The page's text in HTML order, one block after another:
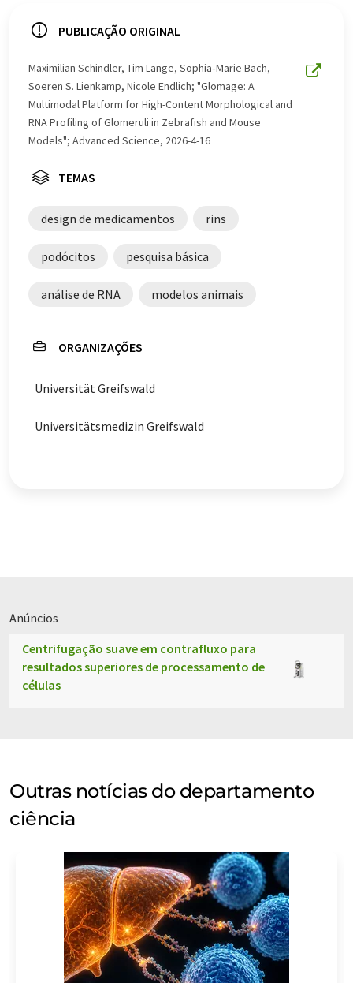
LUMITOS oferece essas traduções automáticas para
Como este artigo foi traduzido com tradução
automática, é possível que contenha erros de
vocabulário, sintaxe ou gramática. O artigo original em
Alemão pode ser encontradoaqui.
PUBLICAÇÃO ORIGINAL
Maximilian Schindler, Tim Lange, Sophia‐Marie Bach,
Soeren S. Lienkamp, Nicole Endlich; "Glomage: A
Multimodal Platform for High-Content Morphological and
RNA Profiling of Glomeruli in Zebrafish and Mouse
Models"; Advanced Science, 2026-4-16
TEMAS
design de medicamentos rins
podócitos pesquisa básica
análise de RNA modelos animais
ORGANIZAÇÕES
Universität Greifswald
Universitätsmedizin Greifswald
Anúncios
Centrifugação suave em contrafluxo para
resultados superiores de processamento de
células
Outras notícias do departamento
ciência